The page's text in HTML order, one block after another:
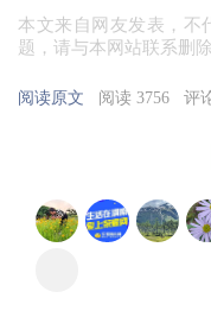
本文来自网友发表，不
题，请与本网站联系删除
阅读原文 阅读 3756 评